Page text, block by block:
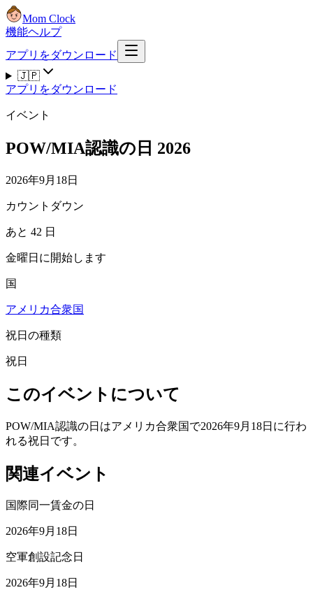
Mom Clock
機能ヘルプ
アプリをダウンロード
🇯🇵
アプリをダウンロード
イベント
POW/MIA認識の日 2026
2026年9月18日
カウントダウン
あと 42 日
金曜日に開始します
国
アメリカ合衆国
祝日の種類
祝日
このイベントについて
POW/MIA認識の日はアメリカ合衆国で2026年9月18日に行わ
れる祝日です。
関連イベント
国際同一賃金の日
2026年9月18日
空軍創設記念日
2026年9月18日